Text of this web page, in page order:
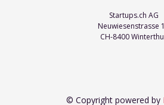
Startups.ch AG
Neuwiesenstrasse
CH-8400
© Copyright powered by